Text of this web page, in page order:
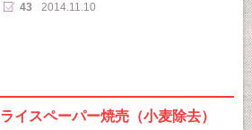
43 2014.11.10
ライスペーパー焼売（小麦除去）